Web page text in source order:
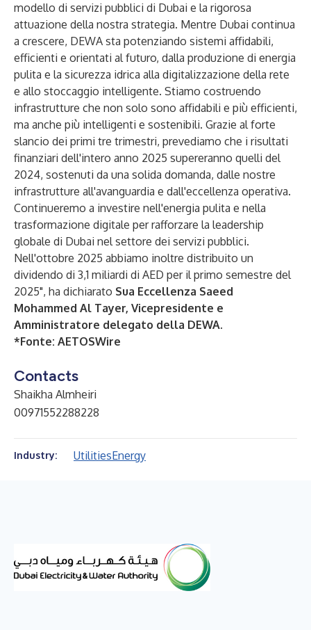
modello di servizi pubblici di Dubai e la rigorosa
attuazione della nostra strategia. Mentre Dubai continua
a crescere, DEWA sta potenziando sistemi affidabili,
efficienti e orientati al futuro, dalla produzione di energia
pulita e la sicurezza idrica alla digitalizzazione della rete
e allo stoccaggio intelligente. Stiamo costruendo
infrastrutture che non solo sono affidabili e più efficienti,
ma anche più intelligenti e sostenibili. Grazie al forte
slancio dei primi tre trimestri, prevediamo che i risultati
finanziari dell'intero anno 2025 supereranno quelli del
2024, sostenuti da una solida domanda, dalle nostre
infrastrutture all'avanguardia e dall'eccellenza operativa.
Continueremo a investire nell'energia pulita e nella
trasformazione digitale per rafforzare la leadership
globale di Dubai nel settore dei servizi pubblici.
Nell'ottobre 2025 abbiamo inoltre distribuito un
dividendo di 3,1 miliardi di AED per il primo semestre del
2025", ha dichiarato Sua Eccellenza Saeed
Mohammed Al Tayer, Vicepresidente e
Amministratore delegato della DEWA.
*Fonte: AETOSWire
Contacts
Shaikha Almheiri
00971552288228
Industry: UtilitiesEnergy